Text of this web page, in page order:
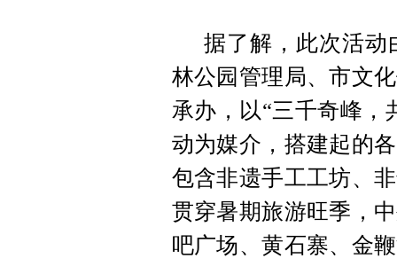
据了解，此次活动
林公园管理局、市文
承办，以“三千奇峰，
动为媒介，搭建起的
包含非遗手工工坊、
贯穿暑期旅游旺季，
吧广场、黄石寨、金